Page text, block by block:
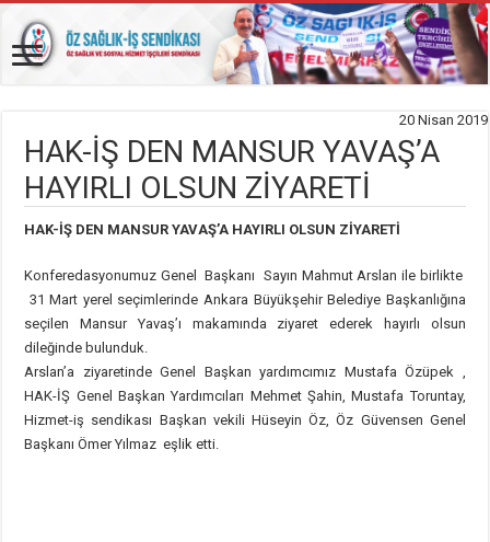
20 Nisan 2019
HAK-İŞ DEN MANSUR YAVAŞ’A
HAYIRLI OLSUN ZİYARETİ
HAK-İŞ DEN MANSUR YAVAŞ’A HAYIRLI OLSUN ZİYARETİ
Konferedasyonumuz Genel Başkanı Sayın Mahmut Arslan ile birlikte
31 Mart yerel seçimlerinde Ankara Büyükşehir Belediye Başkanlığına
seçilen Mansur Yavaş’ı makamında ziyaret ederek hayırlı olsun
dileğinde bulunduk.
Arslan’a ziyaretinde Genel Başkan yardımcımız Mustafa Özüpek ,
HAK-İŞ Genel Başkan Yardımcıları Mehmet Şahin, Mustafa Toruntay,
Hizmet-iş sendikası Başkan vekili Hüseyin Öz, Öz Güvensen Genel
Başkanı Ömer Yılmaz eşlik etti.